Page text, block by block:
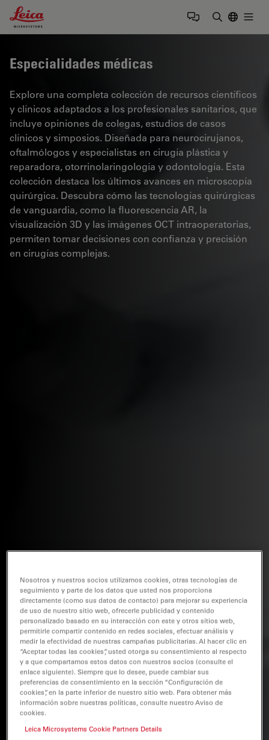
Leica Microsystems Logo
Especialidades médicas
Explore una completa colección de recursos científicos
y clínicos adaptados a los profesionales sanitarios, que
incluye opiniones de colegas, estudios de casos
clínicos y simposios. Diseñada para neurocirujanos,
oftalmólogos y especialistas en cirugía plástica y
reparadora, otorrinolaringología y odontología. Esta
colección destaca los últimos avances en microscopía
quirúrgica. Descubra cómo las tecnologías quirúrgicas
de vanguardia, como la fluorescencia AR, la
visualización 3D y las imágenes OCT intraoperatorias,
permiten tomar decisiones con confianza y precisión
en cirugías complejas.
Nosotros y nuestros socios utilizamos cookies, otras tecnologías de
seguimiento y parte de los datos que usted nos proporciona
directamente (como sus datos de contacto) para mejorar su experiencia
de uso de nuestro sitio web, ofrecerle publicidad y contenido
personalizado basado en su interacción con este y otros sitios web,
permitirle compartir contenido en redes sociales, efectuar análisis y
medir la efectividad de nuestras campañas publicitarias. Al hacer clic en
“Aceptar todas las cookies”, usted otorga su consentimiento al respecto
y a que compartamos estos datos con nuestros socios (consulte el
enlace siguiente). Siempre que lo desee, puede cambiar sus
preferencias de consentimiento en la sección “Configuración de
cookies”, en la parte inferior de nuestro sitio web. Para obtener más
información sobre nuestras políticas, consulte nuestro Aviso de
cookies.
Leica Microsystems Cookie Partners Details